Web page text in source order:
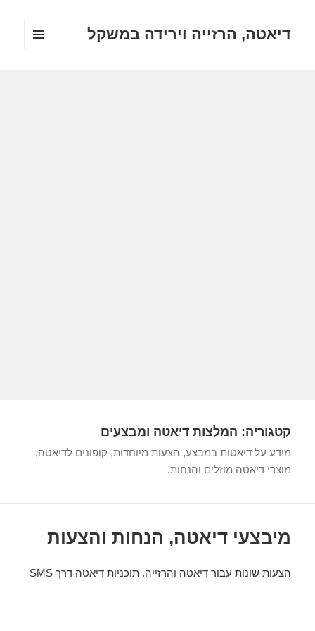
דיאטה, הרזייה וירידה במשקל
קטגוריה: המלצות דיאטה ומבצעים
מידע על דיאטות במבצע, הצעות מיוחדות, קופונים לדיאטה,
מוצרי דיאטה מוזלים והנחות.
מיבצעי דיאטה, הנחות והצעות
הצעות שונות עבור דיאטה והרזייה. תוכניות דיאטה דרך SMS